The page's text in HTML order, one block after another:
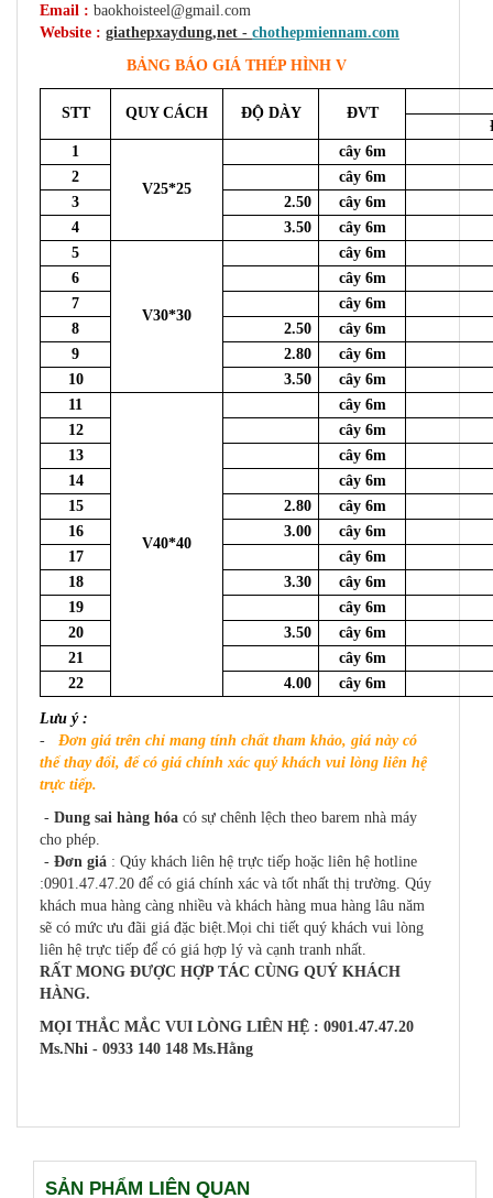
Email : baokhoisteel@gmail.com
Website : giathepxaydung,net - chothepmiennam.com
BẢNG BÁO GIÁ THÉP HÌNH V
STT QUY CÁCH ĐỘ DÀY
ĐVT
1
V25*25
cây 6m
2
cây 6m
3
2.50
cây 6m
4
3.50
cây 6m
5
V30*30
cây 6m
6
cây 6m
7
cây 6m
8
2.50
cây 6m
9
2.80
cây 6m
10
3.50
cây 6m
11
V40*40
cây 6m
12
cây 6m
13
cây 6m
14
cây 6m
15
2.80
cây 6m
16
3.00
cây 6m
17
cây 6m
18
3.30
cây 6m
19
cây 6m
20
3.50
cây 6m
21
cây 6m
22
4.00 cây 6m
Lưu ý :
- Đơn giá trên chỉ mang tính chất tham khảo, giá này có
thể thay đổi, để có giá chính xác quý khách vui lòng liên hệ
trực tiếp.
- Dung sai hàng hóa có sự chênh lệch theo barem nhà máy
cho phép.
- Đơn giá : Qúy khách liên hệ trực tiếp hoặc liên hệ hotline
:0901.47.47.20 để có giá chính xác và tốt nhất thị trường. Qúy
khách mua hàng càng nhiều và khách hàng mua hàng lâu năm
sẽ có mức ưu đãi giá đặc biệt.Mọi chi tiết quý khách vui lòng
liên hệ trực tiếp để có giá hợp lý và cạnh tranh nhất.
RẤT MONG ĐƯỢC HỢP TÁC CÙNG QUÝ KHÁCH
HÀNG.
MỌI THẮC MẮC VUI LÒNG LIÊN HỆ : 0901.47.47.20
Ms.Nhi - 0933 140 148 Ms.Hằng
SẢN PHẨM LIÊN QUAN